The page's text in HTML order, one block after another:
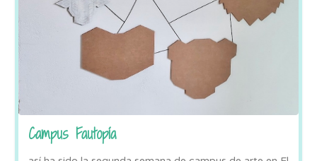
Campus Fautopía